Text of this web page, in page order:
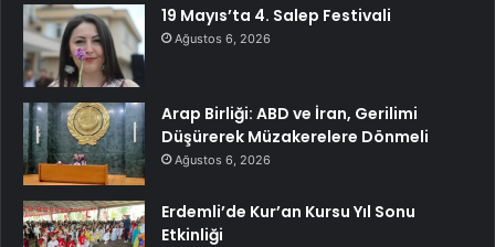
19 Mayıs’ta 4. Salep Festivali
Ağustos 6, 2026
Arap Birliği: ABD ve İran, Gerilimi
Düşürerek Müzakerelere Dönmeli
Ağustos 6, 2026
Erdemli’de Kur’an Kursu Yıl Sonu
Etkinliği